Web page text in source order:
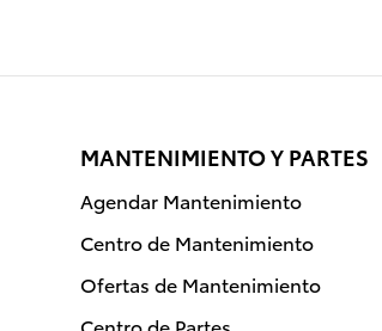
MANTENIMIENTO Y PARTES
Agendar Mantenimiento
Centro de Mantenimiento
Ofertas de Mantenimiento